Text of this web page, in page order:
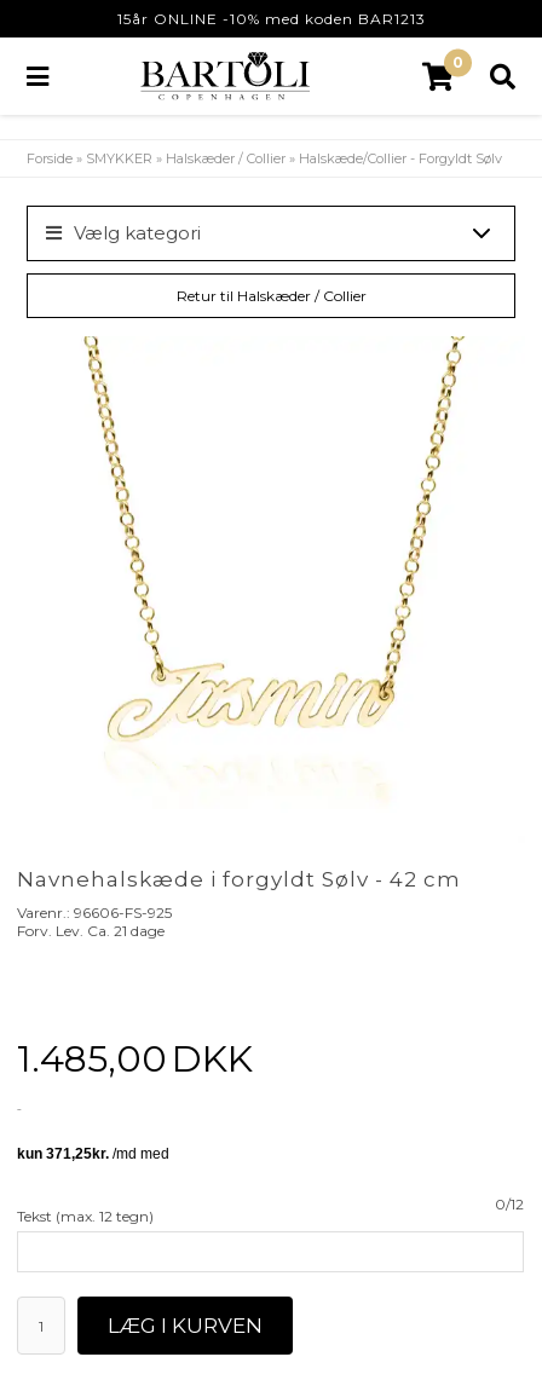
15år ONLINE -10% med koden BAR1213
0
Forside » SMYKKER » Halskæder / Collier » Halskæde/Collier - Forgyldt Sølv
Vælg kategori
Retur til Halskæder / Collier
Navnehalskæde i forgyldt Sølv - 42 cm
Varenr.:96606-FS-925
Forv. Lev. Ca. 21 dage
1.485,00 DKK
0/12
Tekst (max. 12 tegn)